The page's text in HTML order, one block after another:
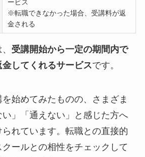
ービス
※転職できなかった場合、受講料が返
金される
受講開始から一定の期間内で
してくれるサービスです。
始めてみたものの、さまざま
」「通えない」と感じた方へ
れています。転職との直接的
ールとの相性をチェックして